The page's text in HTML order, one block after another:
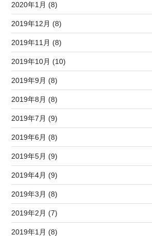
2020年1月 (8)
2019年12月 (8)
2019年11月 (8)
2019年10月 (10)
2019年9月 (8)
2019年8月 (8)
2019年7月 (9)
2019年6月 (8)
2019年5月 (9)
2019年4月 (9)
2019年3月 (8)
2019年2月 (7)
2019年1月 (8)